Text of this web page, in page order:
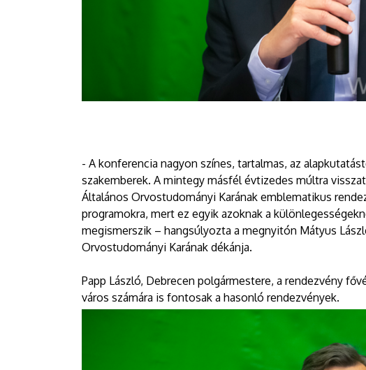
- A konferencia nagyon színes, tartalmas, az
szakemberek. A mintegy másfél évtizedes múltra
Általános Orvostudományi Karának emblematikus
programokra, mert ez egyik azoknak a
megismerszik – hangsúlyozta a megnyitón Mátyus
Orvostudományi Karának dékánja.
Papp László, Debrecen polgármestere, a rendezvény
város számára is fontosak a hasonló rendezvények.